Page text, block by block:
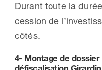
Durant toute la
cession de
côtés.
4- Montage de